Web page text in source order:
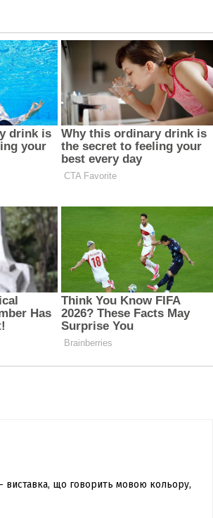
— виставка, що говорить мовою кольору,